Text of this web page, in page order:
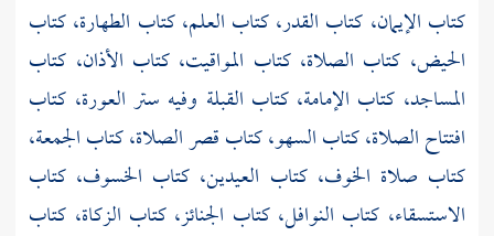
كتاب الإيمان، كتاب القدر، كتاب العلم، كتاب الطهارة، كتاب
الحيض، كتاب الصلاة، كتاب المواقيت، كتاب الأذان، كتاب
المساجد، كتاب الإمامة، كتاب القبلة وفيه ستر العورة، كتاب
افتتاح الصلاة، كتاب السهو، كتاب قصر الصلاة، كتاب الجمعة،
كتاب صلاة الخوف، كتاب العيدين، كتاب الخسوف، كتاب
الاستسقاء، كتاب النوافل، كتاب الجنائز، كتاب الزكاة، كتاب